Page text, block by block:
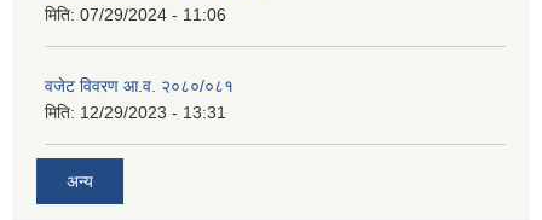
मिति: 07/29/2024 - 11:06
वजेट विवरण आ.व. २०८०/०८१
मिति: 12/29/2023 - 13:31
अन्य